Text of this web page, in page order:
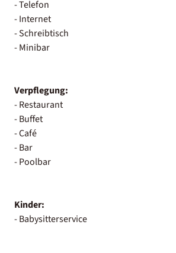
- Telefon
- Internet
- Schreibtisch
- Minibar
Verpflegung:
- Restaurant
- Buffet
- Café
- Bar
- Poolbar
Kinder:
- Babysitterservice